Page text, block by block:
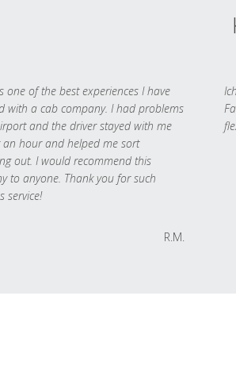
one of the best experiences I have
with a cab company. I had problems
and the driver stayed with me
an hour and helped me sort
out. I would recommend this
to anyone. Thank you for such
service!
R.M.